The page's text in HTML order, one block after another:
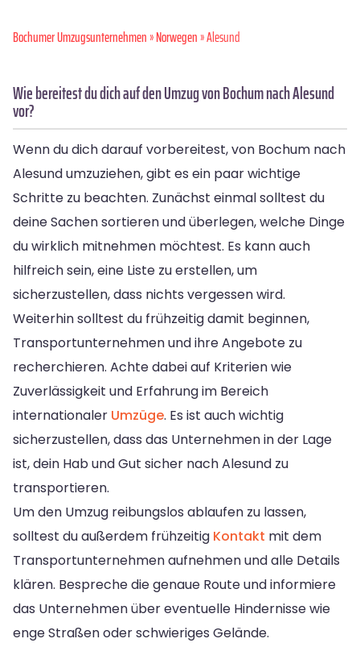
Bochumer Umzugsunternehmen»Norwegen» Alesund
Wie bereitest du dich auf den Umzug von Bochum nach Alesund
vor?
Wenn du dich darauf vorbereitest, von Bochum nach
Alesund umzuziehen, gibt es ein paar wichtige
Schritte zu beachten. Zunächst einmal solltest du
deine Sachen sortieren und überlegen, welche Dinge
du wirklich mitnehmen möchtest. Es kann auch
hilfreich sein, eine Liste zu erstellen, um
sicherzustellen, dass nichts vergessen wird.
Weiterhin solltest du frühzeitig damit beginnen,
Transportunternehmen und ihre Angebote zu
recherchieren. Achte dabei auf Kriterien wie
Zuverlässigkeit und Erfahrung im Bereich
internationaler Umzüge. Es ist auch wichtig
sicherzustellen, dass das Unternehmen in der Lage
ist, dein Hab und Gut sicher nach Alesund zu
transportieren.
Um den Umzug reibungslos ablaufen zu lassen,
solltest du außerdem frühzeitig Kontakt mit dem
Transportunternehmen aufnehmen und alle Details
klären. Bespreche die genaue Route und informiere
das Unternehmen über eventuelle Hindernisse wie
enge Straßen oder schwieriges Gelände.